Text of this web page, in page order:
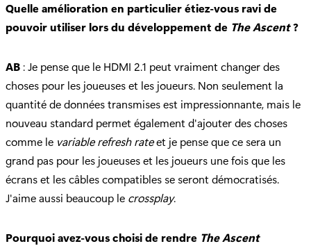
Quelle amélioration en particulier étiez-vous ravi de
pouvoir utiliser lors du développement de The Ascent?
AB : Je pense que le HDMI 2.1 peut vraiment changer des
choses pour les joueuses et les joueurs. Non seulement la
quantité de données transmises est impressionnante, mais le
nouveau standard permet également d'ajouter des choses
comme le variable refresh rateet je pense que ce sera un
grand pas pour les joueuses et les joueurs une fois que les
écrans et les câbles compatibles se seront démocratisés.
J'aime aussi beaucoup le crossplay.
Pourquoi avez-vous choisi de rendre The Ascent